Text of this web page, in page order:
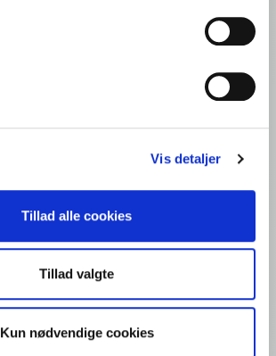
Vis detaljer
Tillad alle cookies
Tillad valgte
Kun nødvendige cookies
Kontakt os